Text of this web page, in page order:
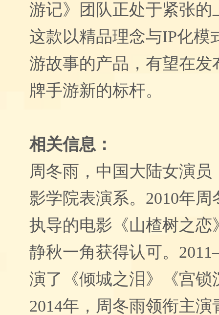
游记》团队正处于紧张的
这款以精品理念与IP化模
游故事的产品，有望在发
牌手游新的标杆。
相关信息：
周冬雨，中国大陆女演员
影学院表演系。 2010年
执导的电影《山楂树之恋
静秋一角获得认可。
演了《倾城之泪》《宫锁
2014年，周冬雨领衔主